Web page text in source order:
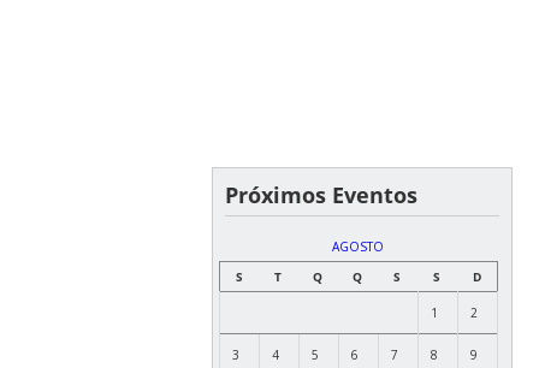
Próximos Eventos
AGOSTO
S
T Q Q S S D
1 2
3 4 5 6 7 8 9